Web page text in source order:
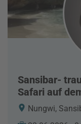
Sansibar-
Safari auf
Nungwi,